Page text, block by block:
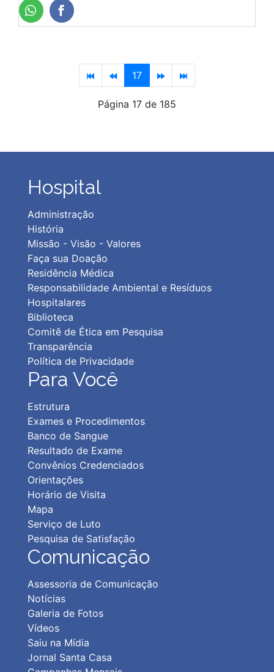
17
Página 17 de 185
Hospital
Administração
História
Missão - Visão - Valores
Faça sua Doação
Residência Médica
Responsabilidade Ambiental e Resíduos
Hospitalares
Biblioteca
Comitê de Ética em Pesquisa
Transparência
Política de Privacidade
Para Você
Estrutura
Exames e Procedimentos
Banco de Sangue
Resultado de Exame
Convênios Credenciados
Orientações
Horário de Visita
Mapa
Serviço de Luto
Pesquisa de Satisfação
Comunicação
Assessoria de Comunicação
Notícias
Galeria de Fotos
Vídeos
Saiu na Mídia
Jornal Santa Casa